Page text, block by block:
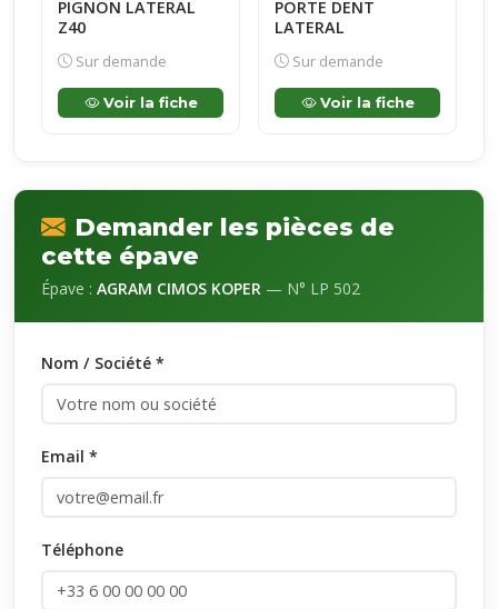
PIGNON LATERAL
Z40
Sur demande
Voir la fiche
PORTE DENT
LATERAL
Sur demande
Voir la fiche
Demander les pièces de
cette épave
Épave : AGRAM CIMOS KOPER — N° LP 502
Nom / Société *
Email *
Téléphone